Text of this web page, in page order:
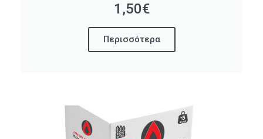
1,50€
Περισσότερα